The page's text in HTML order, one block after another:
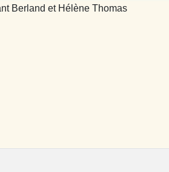
Berland et Hélène Thomas